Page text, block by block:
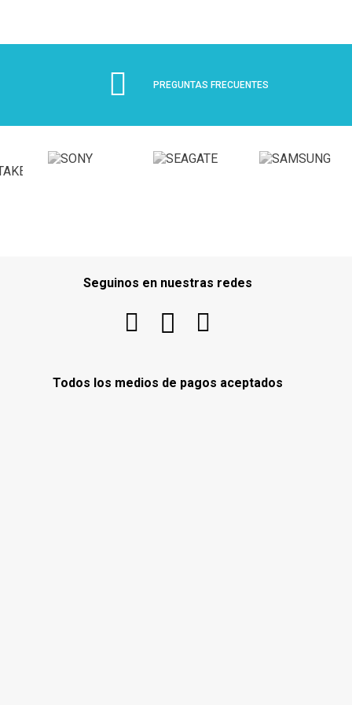
PREGUNTAS FRECUENTES
Seguinos en nuestras redes
Todos los medios de pagos aceptados